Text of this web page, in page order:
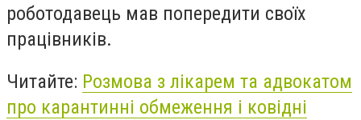
роботодавець мав попередити своїх
працівників.
Читайте: Розмова з лікарем та адвокатом
про карантинні обмеження і ковідні